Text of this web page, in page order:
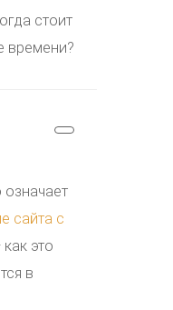
стоит
времени?
означает
сайта с
это
в